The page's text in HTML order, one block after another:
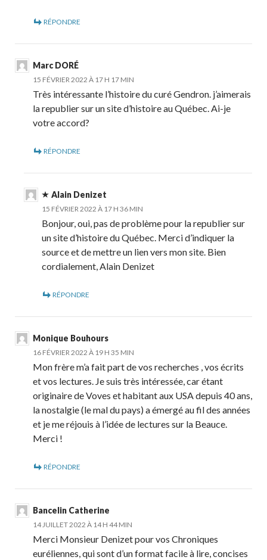
RÉPONDRE
Marc DORÉ
15 FÉVRIER 2022 À 17 H 17 MIN
Très intéressante l’histoire du curé Gendron. j’aimerais
la republier sur un site d’histoire au Québec. Ai-je
votre accord?
RÉPONDRE
Alain Denizet
15 FÉVRIER 2022 À 17 H 36 MIN
Bonjour, oui, pas de problème pour la republier sur
un site d’histoire du Québec. Merci d’indiquer la
source et de mettre un lien vers mon site. Bien
cordialement, Alain Denizet
RÉPONDRE
Monique Bouhours
16 FÉVRIER 2022 À 19 H 35 MIN
Mon frère m’a fait part de vos recherches , vos écrits
et vos lectures. Je suis très intéressée, car étant
originaire de Voves et habitant aux USA depuis 40 ans,
la nostalgie (le mal du pays) a émergé au fil des années
et je me réjouis à l’idée de lectures sur la Beauce.
Merci !
RÉPONDRE
Bancelin Catherine
14 JUILLET 2022 À 14 H 44 MIN
Merci Monsieur Denizet pour vos Chroniques
euréliennes, qui sont d’un format facile à lire, concises